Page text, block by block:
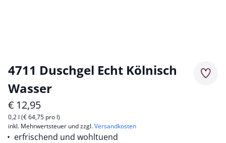
4711 Duschgel Echt Kölnisch
Wasser
€ 12,95
0,2 l (€ 64,75 pro l)
inkl. Mehrwertsteuer und zzgl.Versandkosten
erfrischend und wohltuend